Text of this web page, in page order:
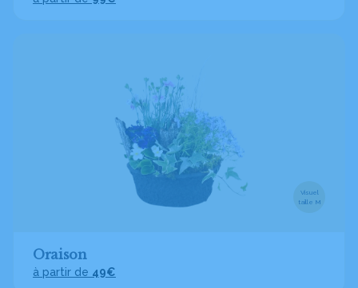
Visuel
taille M
Oraison
à partir de 49€